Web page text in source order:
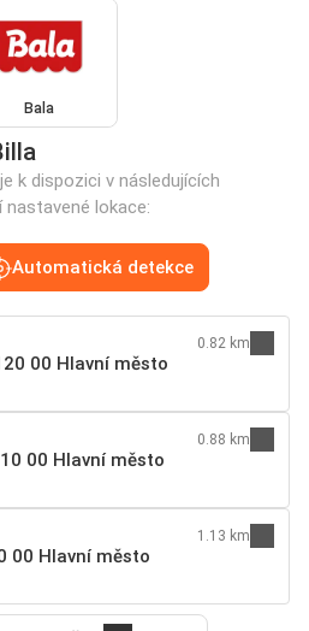
Bala
k dispozici v následujících
lokace:
Automatická detekce
00 Hlavní město
0.82 km
00 Hlavní město
0.88 km
00 Hlavní město
1.13 km